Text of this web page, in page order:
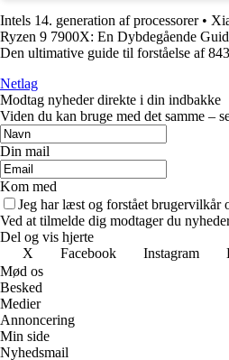
Intels 14. generation af processorer•
Ryzen 9 7900X: En Dybdegående
Den ultimative guide til forståelse af
Netlag
Modtag nyheder direkte i din indbakke
Viden du kan bruge med det samme –
Din mail
Kom med
Jeg har læst og forstået brugervilkår
Ved at tilmelde dig modtager du
Del og vis hjerte
X
Facebook Instagram
Mød os
Besked
Medier
Annoncering
Min side
Nyhedsmail